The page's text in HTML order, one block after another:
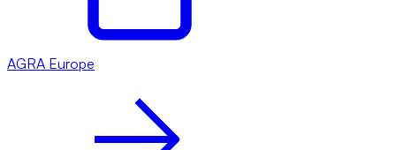
AGRA Europe